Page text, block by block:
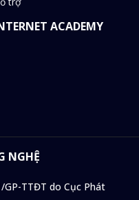
ACADEMY
NGHỆ
TTĐT do Cục Phát